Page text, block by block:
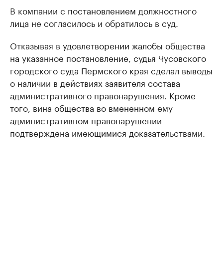
В компании с постановлением должностного
лица не согласилось и обратилось в суд.
Отказывая в удовлетворении жалобы общества
на указанное постановление, судья Чусовского
городского суда Пермского края сделал выводы
о наличии в действиях заявителя состава
административного правонарушения. Кроме
того, вина общества во вмененном ему
административном правонарушении
подтверждена имеющимися доказательствами.